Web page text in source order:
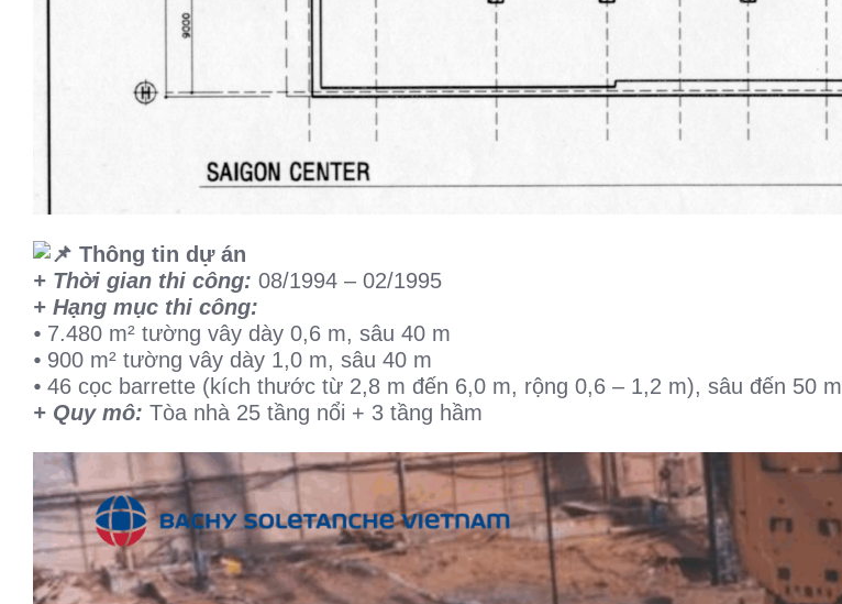
Thông tin dự án
+ Thời gian thi công: 08/1994 – 02/1995
+ Hạng mục thi công:
⦁ 7.480 m² tường vây dày 0,6 m, sâu 40 m
⦁ 900 m² tường vây dày 1,0 m, sâu 40 m
⦁ 46 cọc barrette (kích thước từ 2,8 m đến 6,0 m, rộng 0,6 – 1,2 m), sâu đến 50 m
+ Quy mô: Tòa nhà 25 tầng nổi + 3 tầng hầm